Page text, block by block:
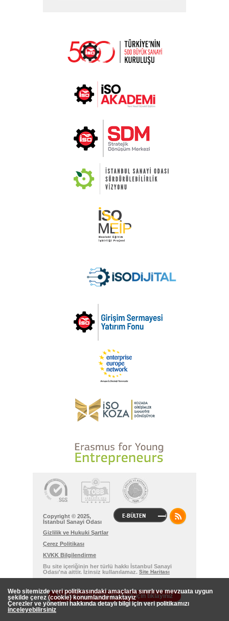
E-BÜLTEN
Copyright © 2025,
İstanbul Sanayi Odası
Gizlilik ve Hukuki Şartlar
Çerez Politikası
KVKK Bilgilendirme
Bu site içeriğinin her türlü hakkı İstanbul Sanayi
Odası'na aittir. İzinsiz kullanılamaz. Site Haritası
Normal versiyona geçmek için tıklayınız
Web sitemizde veri politikasındaki amaçlarla sınırlı ve mevzuata uygun
şekilde çerez (cookie) konumlandırmaktayız
Çerezler ve yönetimi hakkında detaylı bilgi için veri politikamızı
inceleyebilirsiniz